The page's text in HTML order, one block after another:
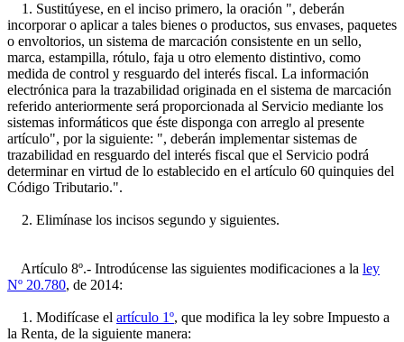
1. Sustitúyese, en el inciso primero, la oración ", deberán
incorporar o aplicar a tales bienes o productos, sus envases, paquetes
o envoltorios, un sistema de marcación consistente en un sello,
marca, estampilla, rótulo, faja u otro elemento distintivo, como
medida de control y resguardo del interés fiscal. La información
electrónica para la trazabilidad originada en el sistema de marcación
referido anteriormente será proporcionada al Servicio mediante los
sistemas informáticos que éste disponga con arreglo al presente
artículo", por la siguiente: ", deberán implementar sistemas de
trazabilidad en resguardo del interés fiscal que el Servicio podrá
determinar en virtud de lo establecido en el artículo 60 quinquies del
Código Tributario.".
2. Elimínase los incisos segundo y siguientes.
Artículo 8º.- Introdúcense las siguientes modificaciones a la ley
Nº 20.780, de 2014:
1. Modifícase el artículo 1º, que modifica la ley sobre Impuesto a
la Renta, de la siguiente manera: